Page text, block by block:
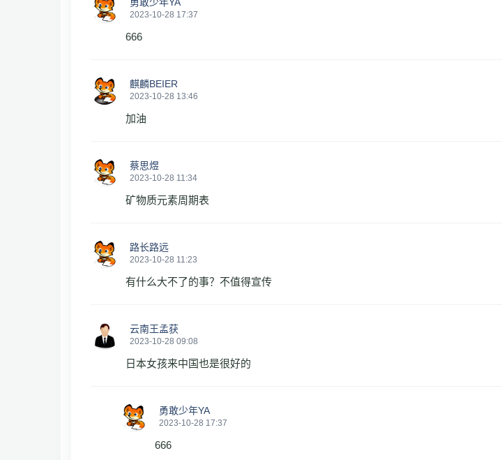
2023-10-28 17:37
666
麒麟BEIER
2023-10-28 13:46
加油
蔡思煜
2023-10-28 11:34
矿物质元素周期表
路长路远
2023-10-28 11:23
有什么大不了的事？不值得宣传
云南王孟获
2023-10-28 09:08
日本女孩来中国也是很好的
勇敢少年YA
2023-10-28 17:37
666